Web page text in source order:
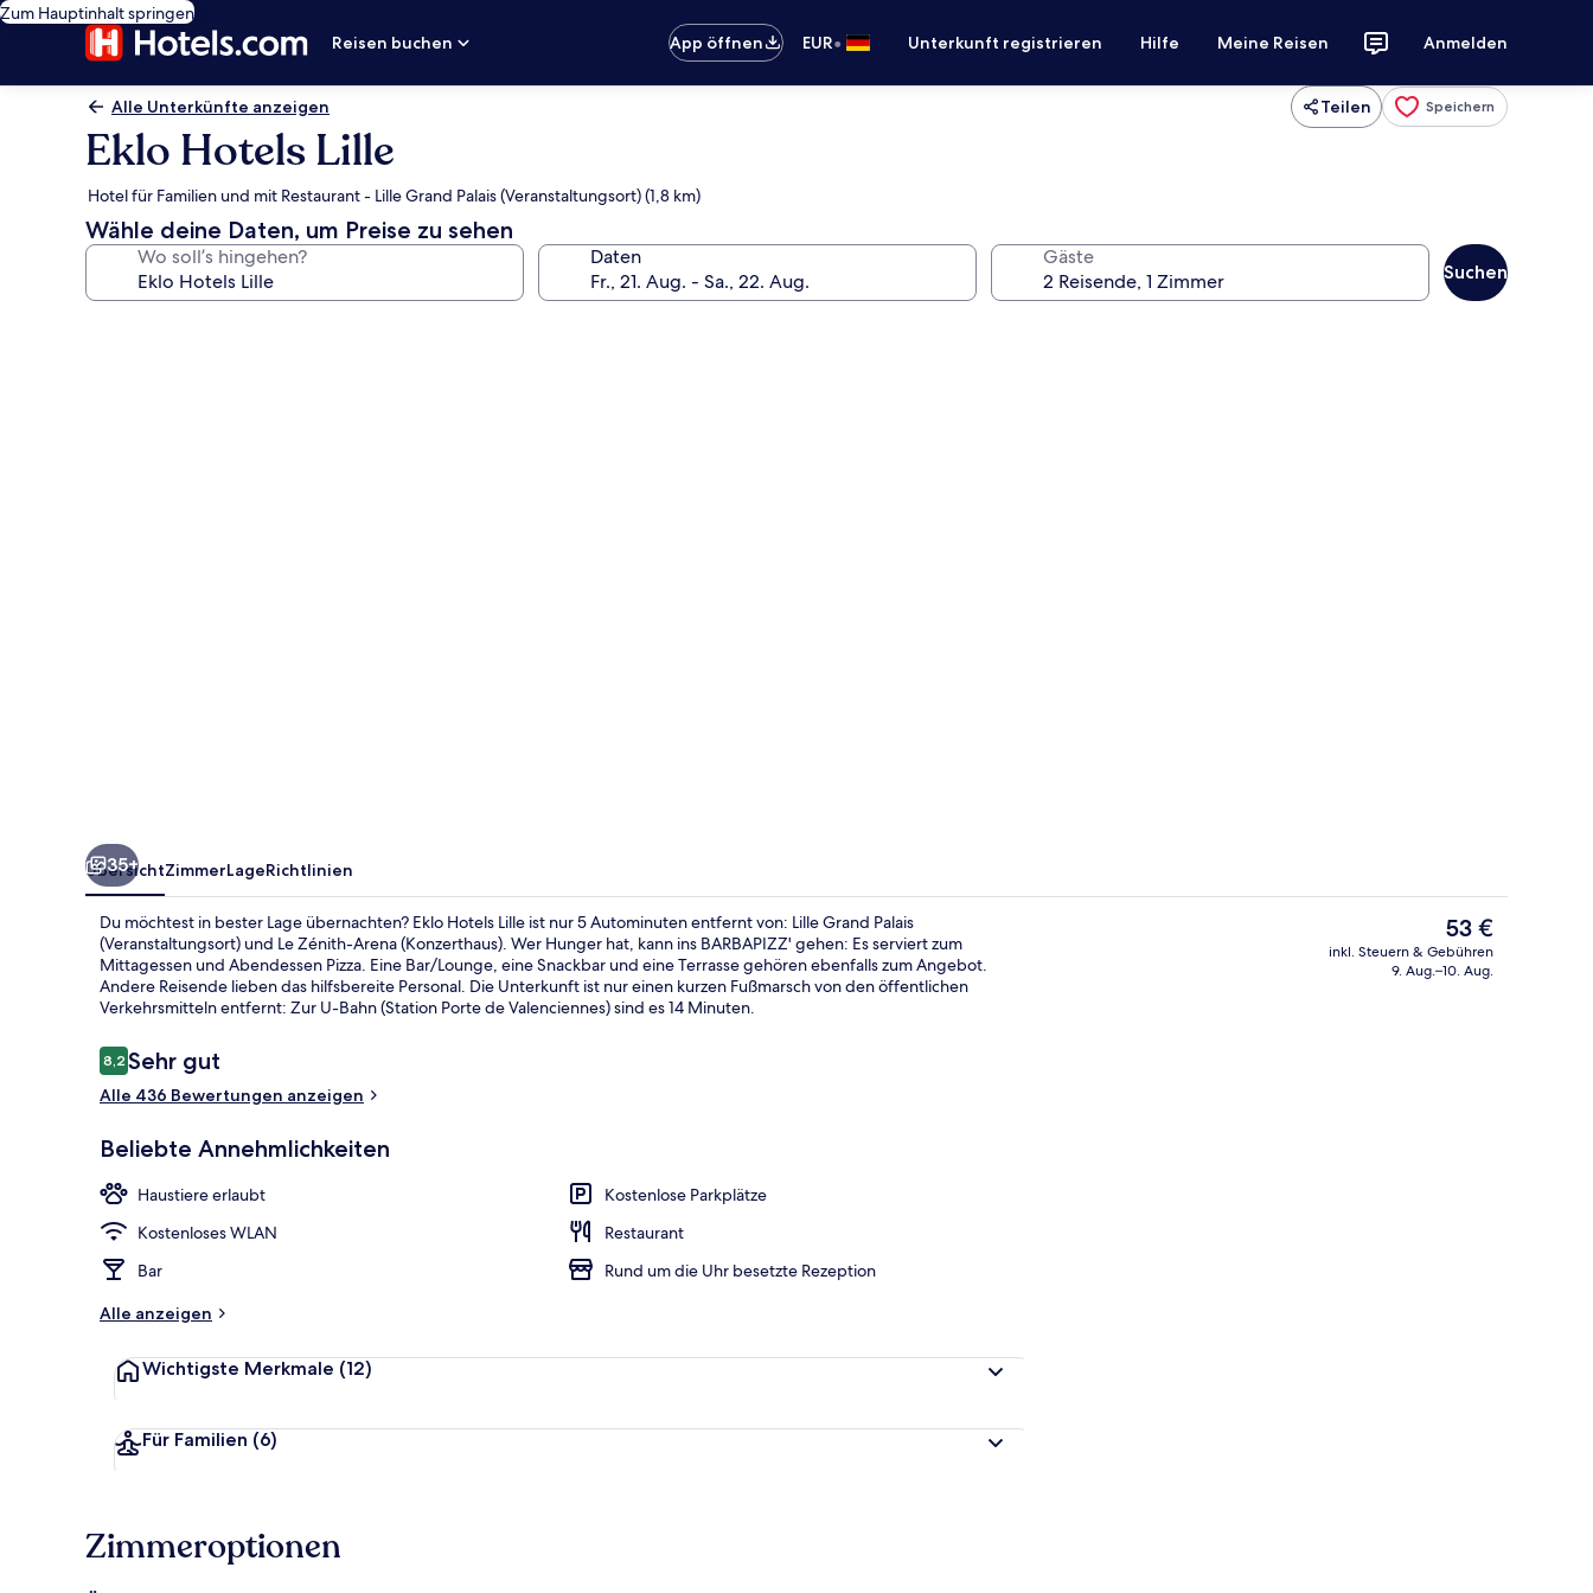
Zum Hauptinhalt springen
Reisen buchen
App öffnen EUR• Unterkunft registrieren Hilfe Meine Reisen Anmelden
Alle Unterkünfte anzeigen Teilen Speichern
Eklo Hotels Lille
Hotel für Familien und mit Restaurant - Lille Grand Palais (Veranstaltungsort) (1,8 km)
Wähle deine Daten, um Preise zu sehen
Wo soll’s hingehen? Daten Gäste
Suchen
Standard-Zweibettzimmer | Schallisolierte Zimmer, kostenloses WLAN, individuell
Sitzecke in der Lobby
35+
ÜbersichtZimmerLageRichtlinien
Du möchtest in bester Lage übernachten? Eklo Hotels Lille ist nur 5 Autominuten entfernt von: Lille Grand Palais
(Veranstaltungsort) und Le Zénith-Arena (Konzerthaus). Wer Hunger hat, kann ins BARBAPIZZ' gehen: Es serviert zum
Mittagessen und Abendessen Pizza. Eine Bar/Lounge, eine Snackbar und eine Terrasse gehören ebenfalls zum Angebot.
Andere Reisende lieben das hilfsbereite Personal. Die Unterkunft ist nur einen kurzen Fußmarsch von den öffentlichen
Verkehrsmitteln entfernt: Zur U-Bahn (Station Porte de Valenciennes) sind es 14 Minuten.
Bewertungen
8,28,2 von 10.
Sehr gut
Alle 436 Bewertungen anzeigen
Beliebte Annehmlichkeiten
Haustiere erlaubt
Kostenlose Parkplätze
Kostenloses WLAN
Restaurant
Bar
Rund um die Uhr besetzte Rezeption
Alle anzeigen
Wichtigste Merkmale (12)
Für Familien (6)
Der
aktuelle
Preis
53 €
inkl. Steuern & Gebühren
9. Aug.–10. Aug.
Zimmeroptionen